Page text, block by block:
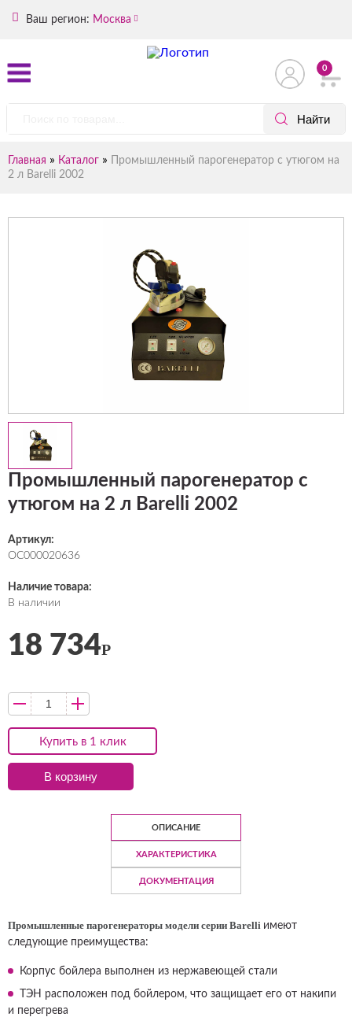
Ваш регион: Москва
0
Главная » Каталог »
Промышленный парогенератор с утюгом на
2 л Barelli 2002
Промышленный парогенератор с
утюгом на 2 л Barelli 2002
Артикул:
ОС000020636
Наличие товара:
В наличии
Купить в 1 клик
18 734Р
В корзину
ОПИСАНИЕ
ХАРАКТЕРИСТИКА
ДОКУМЕНТАЦИЯ
Промышленные парогенераторы модели серии Barelli имеют
следующие преимущества:
Корпус бойлера выполнен из нержавеющей стали
ТЭН расположен под бойлером, что защищает его от накипи
и перегрева